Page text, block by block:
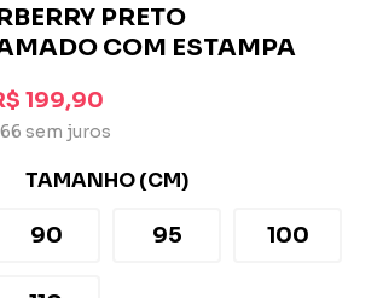
PRETO
COM ESTAMPA
199,90
sem juros
TAMANHO (CM)
90 95 100